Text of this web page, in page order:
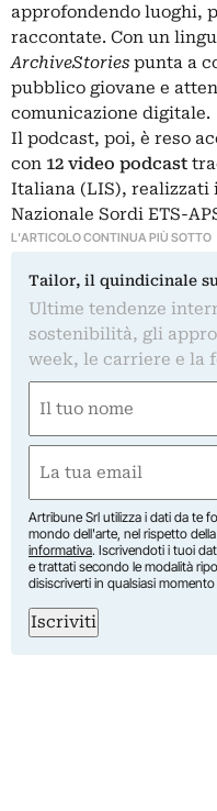
approfondendo luoghi,
raccontate. Con un
ArchiveStories punta a
pubblico giovane e
comunicazione digitale.
Il podcast, poi, è reso
con 12 video podcast
Italiana (LIS), realizzati
Nazionale Sordi ETS-
L'ARTICOLO CONTINUA PIÙ SOTTO
Tailor, il quindicinale
Ultime tendenze
sostenibilità, gli
week, le carriere e la
(Obbligatorio)
Nome
(Obbligatorio)
Artribune Srl utilizza i dati da te
mondo dell'arte, nel rispetto
informativa. Iscrivendoti i tuoi
e trattati secondo le modalità
disiscriverti in qualsiasi
Iscriviti